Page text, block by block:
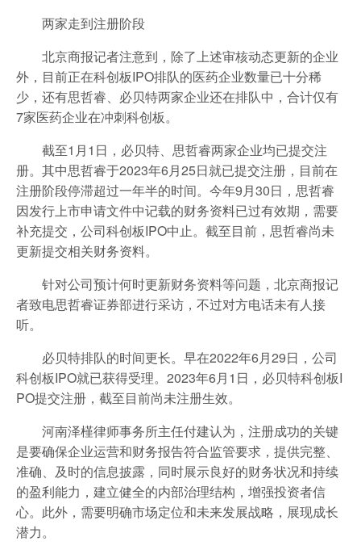
两家走到注册阶段
北京商报记者注意到，除了上述审核动态更新的企业
外，目前正在科创板IPO排队的医药企业数量已十分稀
少，还有思哲睿、必贝特两家企业还在排队中，合计仅有
7家医药企业在冲刺科创板。
截至1月1日，必贝特、思哲睿两家企业均已提交注
册。其中思哲睿于2023年6月25日就已提交注册，目前在
注册阶段停滞超过一年半的时间。今年9月30日，思哲睿
因发行上市申请文件中记载的财务资料已过有效期，需要
补充提交，公司科创板IPO中止。截至目前，思哲睿尚未
更新提交相关财务资料。
针对公司预计何时更新财务资料等问题，北京商报记
者致电思哲睿证券部进行采访，不过对方电话未有人接
听。
必贝特排队的时间更长。早在2022年6月29日，公司
科创板IPO就已获得受理。2023年6月1日，必贝特科创板I
PO提交注册，截至目前尚未注册生效。
河南泽槿律师事务所主任付建认为，注册成功的关键
是要确保企业运营和财务报告符合监管要求，提供完整、
准确、及时的信息披露，同时展示良好的财务状况和持续
的盈利能力，建立健全的内部治理结构，增强投资者信
心。此外，需要明确市场定位和未来发展战略，展现成长
潜力。